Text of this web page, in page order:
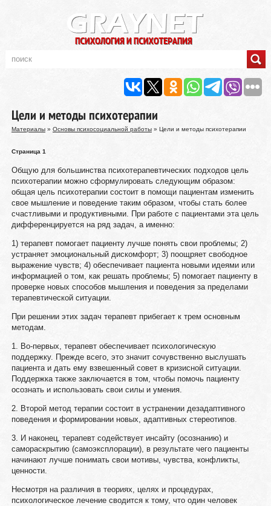
Цели и методы психотерапии
Материалы» Основы психосоциальной работы» Цели и методы психотерапии
Страница 1
Общую для большинства психотерапевтических подходов цель
психотерапии можно сформулировать следующим образом:
общая цель психотерапии состоит в помощи пациентам изменить
свое мышление и поведение таким образом, чтобы стать более
счастливыми и продуктивными. При работе с пациентами эта цель
дифференцируется на ряд задач, а именно:
1) терапевт помогает пациенту лучше понять свои проблемы; 2)
устраняет эмоциональный дискомфорт; 3) поощряет свободное
выражение чувств; 4) обеспечивает пациента новыми идеями или
информацией о том, как решать проблемы; 5) помогает пациенту в
проверке новых способов мышления и поведения за пределами
терапевтической ситуации.
При решении этих задач терапевт прибегает к трем основным
методам.
1. Во-первых, терапевт обеспечивает психологическую
поддержку. Прежде всего, это значит сочувственно выслушать
пациента и дать ему взвешенный совет в кризисной ситуации.
Поддержка также заключается в том, чтобы помочь пациенту
осознать и использовать свои силы и умения.
2. Второй метод терапии состоит в устранении дезадаптивного
поведения и формировании новых, адаптивных стереотипов.
3. И наконец, терапевт содействует инсайту (осознанию) и
самораскрытию (самоэксплорации), в результате чего пациенты
начинают лучше понимать свои мотивы, чувства, конфликты,
ценности.
Несмотря на различия в теориях, целях и процедурах,
психологическое лечение сводится к тому, что один человек